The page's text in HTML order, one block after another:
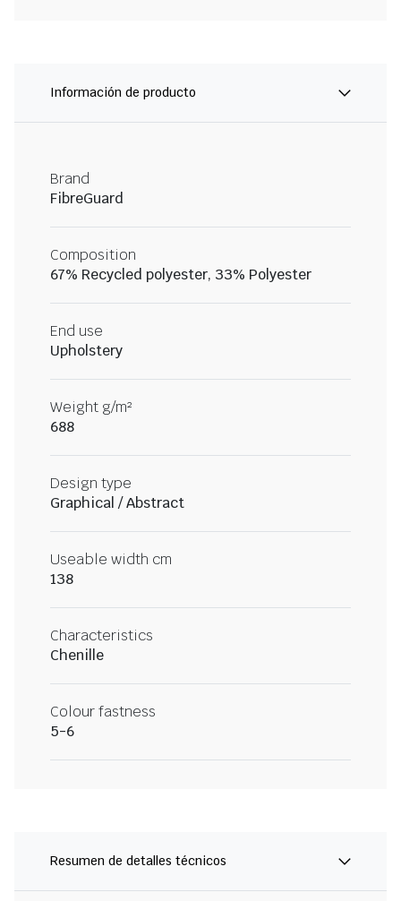
Información de producto
Brand
FibreGuard
Composition
67% Recycled polyester, 33% Polyester
End use
Upholstery
Weight g/m²
688
Design type
Graphical / Abstract
Useable width cm
138
Characteristics
Chenille
Colour fastness
5-6
Resumen de detalles técnicos